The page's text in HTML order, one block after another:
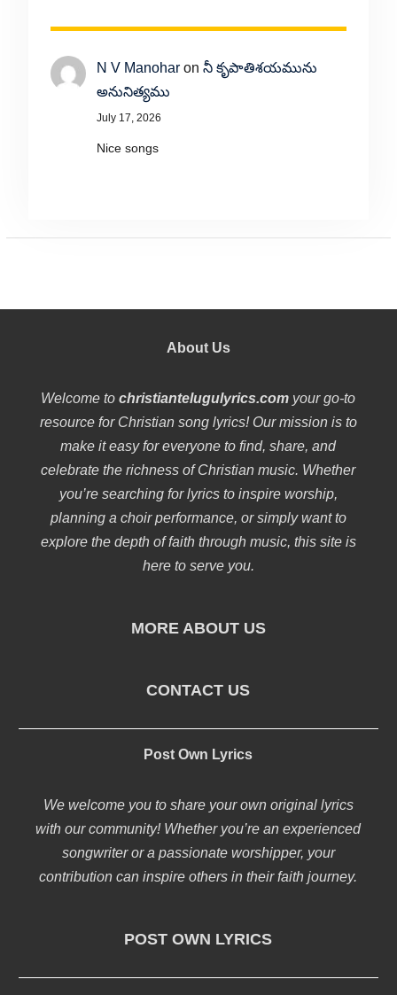
N V Manoharon నీ కృపాతిశయమును
అనునిత్యము
July 17, 2026
Nice songs
About Us
Welcome tochristiantelugulyrics.com your go-to
resource for Christian song lyrics! Our mission is to
make it easy for everyone to find, share, and
celebrate the richness of Christian music. Whether
you’re searching for lyrics to inspire worship,
planning a choir performance, or simply want to
explore the depth of faith through music, this site is
here to serve you.
MORE ABOUT US
CONTACT US
Post Own Lyrics
We welcome you to share your own original lyrics
with our community! Whether you’re an experienced
songwriter or a passionate worshipper, your
contribution can inspire others in their faith journey.
POST OWN LYRICS